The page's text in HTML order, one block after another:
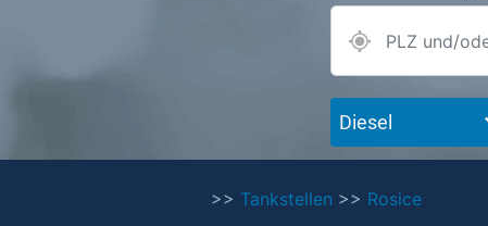
Diesel
>> Tankstellen >> Rosice